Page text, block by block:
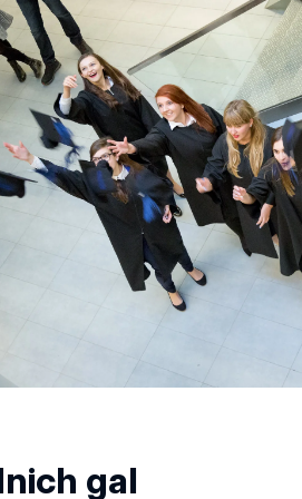
gal